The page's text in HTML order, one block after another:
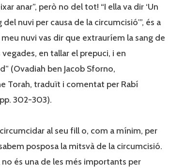
anar”, però no del tot! “I ella va dir ‘Un
nuvi per causa de la circumcisió'”, és a
nuvi vas dir que extrauríem la sang de
en tallar el prepuci, i en
(Ovadiah ben Jacob Sforno,
Torah, traduït i comentat per Rabí
302-303).
al seu fill o, com a mínim, per
posposa la mitsvà de la circumcisió.
és una de les més importants per